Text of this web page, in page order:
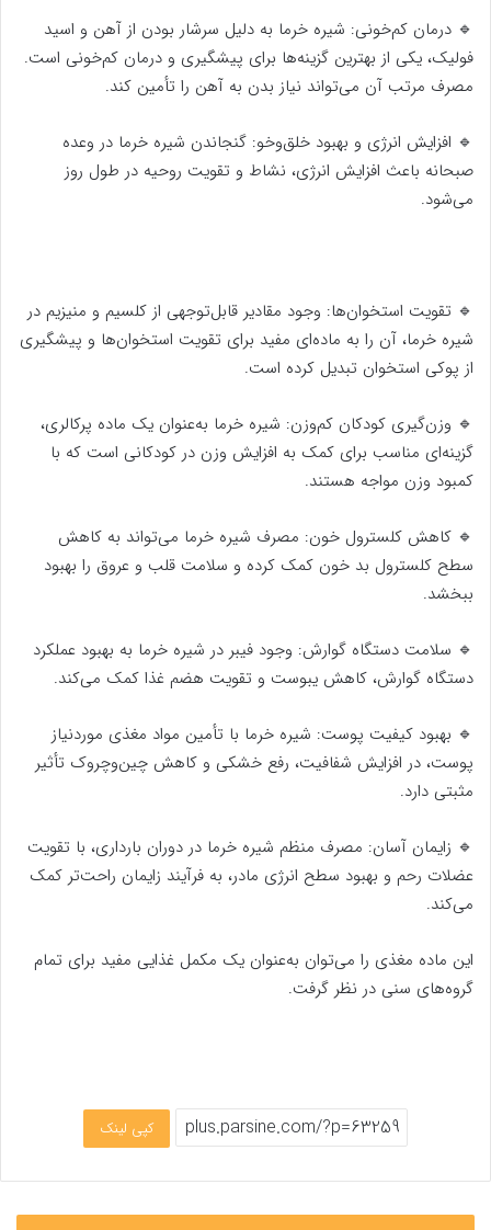
🔹 درمان کم‌خونی: شیره خرما به دلیل سرشار بودن از آهن و اسید
فولیک، یکی از بهترین گزینه‌ها برای پیشگیری و درمان کم‌خونی است.
مصرف مرتب آن می‌تواند نیاز بدن به آهن را تأمین کند.
🔹 افزایش انرژی و بهبود خلق‌وخو: گنجاندن شیره خرما در وعده
صبحانه باعث افزایش انرژی، نشاط و تقویت روحیه در طول روز
می‌شود.
🔹 تقویت استخوان‌ها: وجود مقادیر قابل‌توجهی از کلسیم و منیزیم در
شیره خرما، آن را به ماده‌ای مفید برای تقویت استخوان‌ها و پیشگیری
از پوکی استخوان تبدیل کرده است.
🔹 وزن‌گیری کودکان کم‌وزن: شیره خرما به‌عنوان یک ماده پرکالری،
گزینه‌ای مناسب برای کمک به افزایش وزن در کودکانی است که با
کمبود وزن مواجه هستند.
🔹 کاهش کلسترول خون: مصرف شیره خرما می‌تواند به کاهش
سطح کلسترول بد خون کمک کرده و سلامت قلب و عروق را بهبود
ببخشد.
🔹 سلامت دستگاه گوارش: وجود فیبر در شیره خرما به بهبود عملکرد
دستگاه گوارش، کاهش یبوست و تقویت هضم غذا کمک می‌کند.
🔹 بهبود کیفیت پوست: شیره خرما با تأمین مواد مغذی موردنیاز
پوست، در افزایش شفافیت، رفع خشکی و کاهش چین‌وچروک تأثیر
مثبتی دارد.
🔹 زایمان آسان: مصرف منظم شیره خرما در دوران بارداری، با تقویت
عضلات رحم و بهبود سطح انرژی مادر، به فرآیند زایمان راحت‌تر کمک
می‌کند.
این ماده مغذی را می‌توان به‌عنوان یک مکمل غذایی مفید برای تمام
گروه‌های سنی در نظر گرفت.
کپی لینک